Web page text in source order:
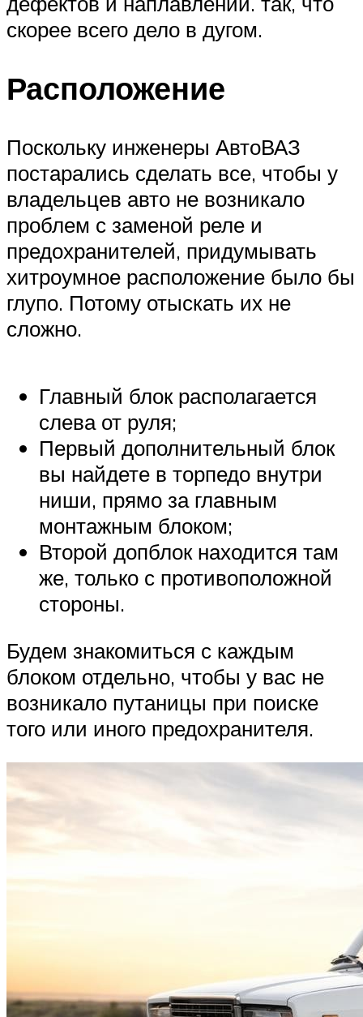
скорее всего дело в дугом.
Расположение
Поскольку инженеры АвтоВАЗ
постарались сделать все, чтобы у
владельцев авто не возникало
проблем с заменой реле и
предохранителей, придумывать
хитроумное расположение было бы
глупо. Потому отыскать их не
сложно.
Главный блок располагается
слева от руля;
Первый дополнительный блок
вы найдете в торпедо внутри
ниши, прямо за главным
монтажным блоком;
Второй допблок находится там
же, только с противоположной
стороны.
Будем знакомиться с каждым
блоком отдельно, чтобы у вас не
возникало путаницы при поиске
того или иного предохранителя.